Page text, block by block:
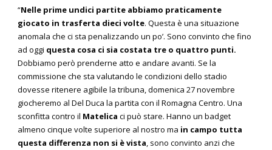
“Nelle prime undici partite abbiamo praticamente
giocato in trasferta dieci volte. Questa è una situazione
anomala che ci sta penalizzando un po’. Sono convinto che fino
ad oggi questa cosa ci sia costata tre o quattro punti.
Dobbiamo però prenderne atto e andare avanti. Se la
commissione che sta valutando le condizioni dello stadio
dovesse ritenere agibile la tribuna, domenica 27 novembre
giocheremo al Del Duca la partita con il Romagna Centro. Una
sconfitta contro il Matelica ci può stare. Hanno un badget
almeno cinque volte superiore al nostro ma in campo tutta
questa differenza non si è vista, sono convinto anzi che